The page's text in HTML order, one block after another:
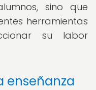
sino que
herramientas
su labor
enseñanza